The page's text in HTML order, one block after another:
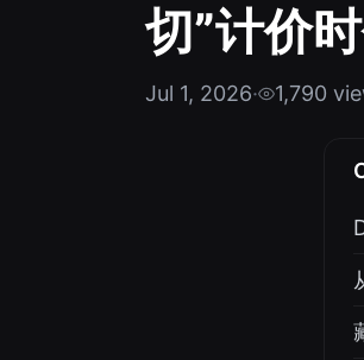
切”计价
Jul 1, 2026· 1,790